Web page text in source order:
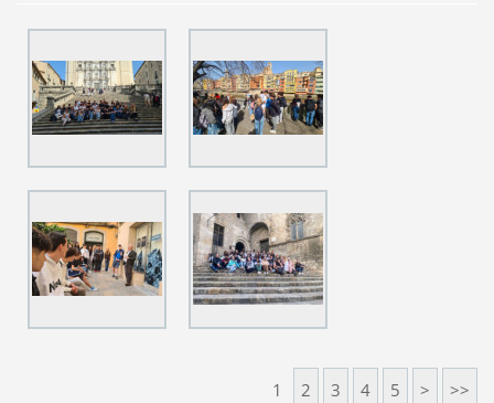
1 2 3 4 5 > >>